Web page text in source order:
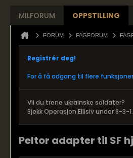
MILFORUM OPPSTILLING
FORUM FAGFORUM
Registrér deg!
For å få adgang til flere
Vil du trene ukrainske soldater?
Sjekk Operasjon Ellisiv under S-3-1.
Peltor adapter til SF